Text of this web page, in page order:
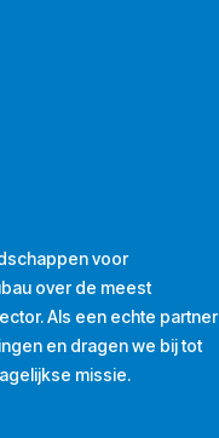
voor
over de meest
Als een echte partner
en dragen we bij tot
missie.